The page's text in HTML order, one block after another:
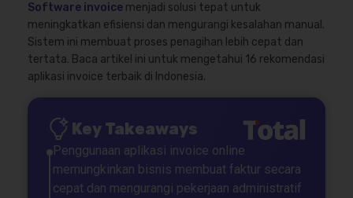
Software invoice menjadi solusi tepat untuk
meningkatkan efisiensi dan mengurangi kesalahan manual.
Sistem ini membuat proses penagihan lebih cepat dan
tertata. Baca artikel ini untuk mengetahui 16 rekomendasi
aplikasi invoice terbaik di Indonesia.
Key Takeaways
Penggunaan aplikasi invoice online
memungkinkan bisnis membuat faktur secara
cepat dan mengurangi pekerjaan administratif